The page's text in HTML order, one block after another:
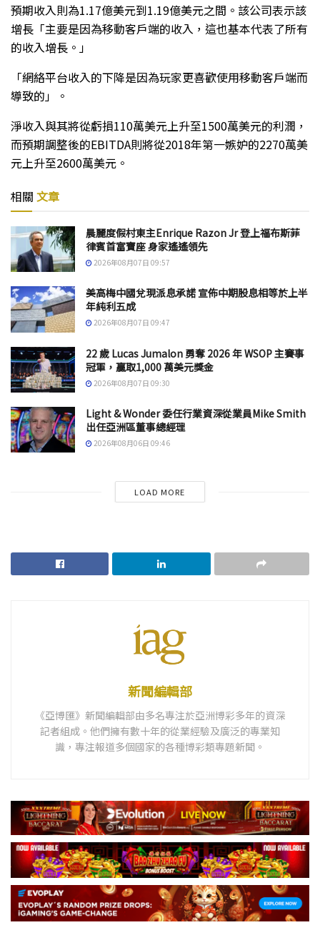
預期收入則為1.17億美元到1.19億美元之間。該公司表示該
增長「主要是因為移動客戶端的收入，這也基本代表了所有
的收入增長。」
「網絡平台收入的下降是因為玩家更喜歡使用移動客戶端而
導致的」。
淨收入與其將從虧損110萬美元上升至1500萬美元的利潤，
而預期調整後的EBITDA則將從2018年第一嫉妒的2270萬美
元上升至2600萬美元。
相關 文章
晨麗度假村東主Enrique Razon Jr 登上福布斯菲
律賓首富寶座 身家遙遙領先
2026年08月07日 09:57
美高梅中國兌現派息承諾 宣佈中期股息相等於上半
年純利五成
2026年08月07日 09:47
22 歲 Lucas Jumalon 勇奪 2026 年 WSOP 主賽事
冠軍，贏取1,000 萬美元獎金
2026年08月07日 09:30
Light & Wonder 委任行業資深從業員Mike Smith
出任亞洲區董事總經理
2026年08月06日 09:46
LOAD MORE
新聞編輯部
《亞博匯》新聞編輯部由多名專注於亞洲博彩多年的資深
記者組成。他們擁有數十年的從業經驗及廣泛的專業知
識，專注報道多個國家的各種博彩類專題新聞。